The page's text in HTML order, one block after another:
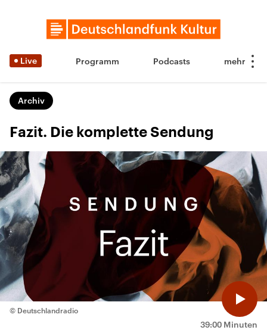
Live Programm Podcasts
Archiv
Fazit. Die komplette Sendung
39:00 Minuten
© Deutschlandradio